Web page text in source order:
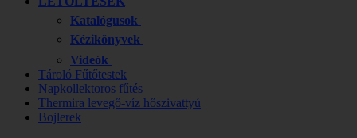
Katalógusok
Kézikönyvek
Videók
Tároló Fűtőtestek
Napkollektoros fűtés
Thermira levegő-víz hőszivattyú
Bojlerek